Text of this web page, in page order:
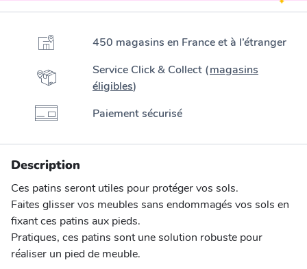
450 magasins en France et à l’étranger
Service Click & Collect (magasins
éligibles)
Paiement sécurisé
Description
Ces patins seront utiles pour protéger vos sols.
Faites glisser vos meubles sans endommagés vos sols en
fixant ces patins aux pieds.
Pratiques, ces patins sont une solution robuste pour
réaliser un pied de meuble.